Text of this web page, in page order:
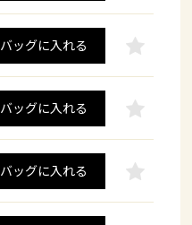
バッグに入れる
バッグに入れる
バッグに入れる